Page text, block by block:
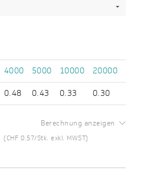
4000 5000 10000
20000
0.48 0.43 0.33 0.30
(CHF 0.57/Stk. exkl. MWST)
Berechnung anzeigen